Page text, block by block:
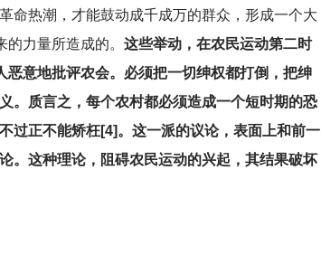
命热潮，才能鼓动成千成万的群众，形成一个大
力量所造成的。 这些举动，在农民运动第二时
意地批评农会。必须把一切绅权都打倒，把绅
。质言之，每个农村都必须造成一个短时期的恐
过正不能矫枉[4]。这一派的议论，表面上和前一
。这种理论，阻碍农民运动的兴起，其结果破坏